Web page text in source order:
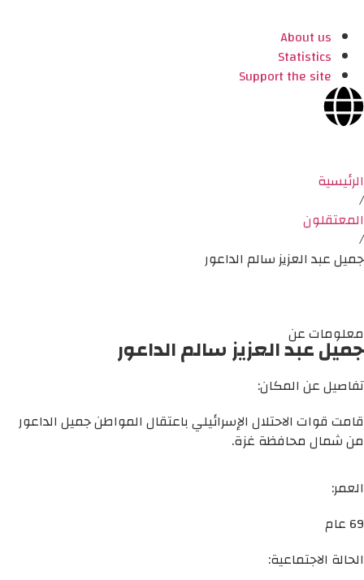
About us
Statistics
Support the site
الرئيسية
/
المعتقلون
/
جميل عبد العزيز سالم الداعور
معلومات عن
جميل عبد العزيز سالم الداعور
تفاصيل عن المكان:
قامت قوات الاحتلال الإسرائيلي باعتقال المواطن جميل الداعور
من شمال محافظة غزة.
العمر:
69 عام
الحالة الاجتماعية: